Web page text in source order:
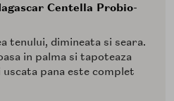
Centella Probio-
tenului, dimineata si seara.
in palma si tapoteaza
pana este complet